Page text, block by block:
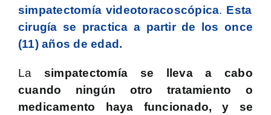
simpatectomía videotoracoscópica. Esta
cirugía se practica a partir de los once
(11) años de edad.
La simpatectomía
se lleva a cabo
cuando ningún otro tratamiento o
medicamento haya funcionado, y se